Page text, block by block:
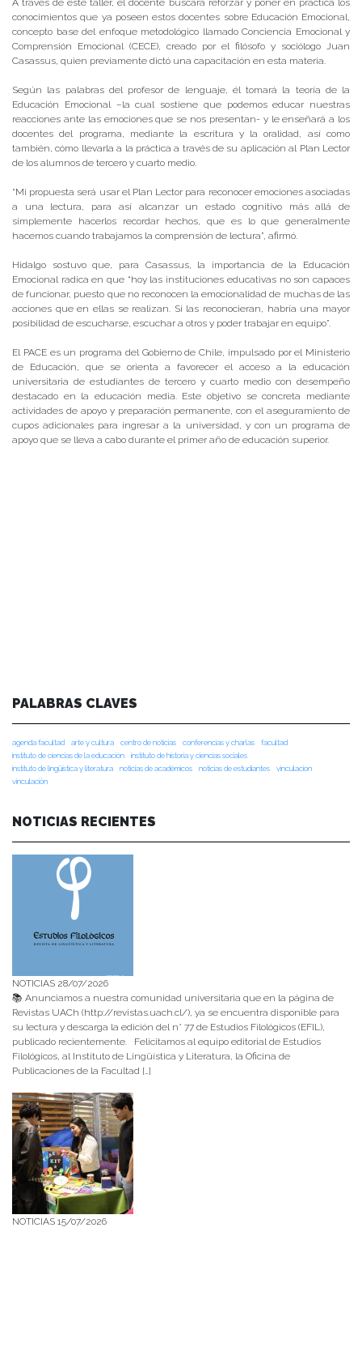
A través de este taller, el docente buscará reforzar y poner en práctica los
conocimientos que ya poseen estos docentes sobre Educación Emocional,
concepto base del enfoque metodológico llamado Conciencia Emocional y
Comprensión Emocional (CECE), creado por el filósofo y sociólogo Juan
Casassus, quien previamente dictó una capacitación en esta materia.
Según las palabras del profesor de lenguaje, él tomará la teoría de la
Educación Emocional –la cual sostiene que podemos educar nuestras
reacciones ante las emociones que se nos presentan- y le enseñará a los
docentes del programa, mediante la escritura y la oralidad, así como
también, cómo llevarla a la práctica a través de su aplicación al Plan Lector
de los alumnos de tercero y cuarto medio.
“Mi propuesta será usar el Plan Lector para reconocer emociones asociadas
a una lectura, para así alcanzar un estado cognitivo más allá de
simplemente hacerlos recordar hechos, que es lo que generalmente
hacemos cuando trabajamos la comprensión de lectura”, afirmó.
Hidalgo sostuvo que, para Casassus, la importancia de la Educación
Emocional radica en que “hoy las instituciones educativas no son capaces
de funcionar, puesto que no reconocen la emocionalidad de muchas de las
acciones que en ellas se realizan. Si las reconocieran, habría una mayor
posibilidad de escucharse, escuchar a otros y poder trabajar en equipo”.
El PACE es un programa del Gobierno de Chile, impulsado por el Ministerio
de Educación, que se orienta a favorecer el acceso a la educación
universitaria de estudiantes de tercero y cuarto medio con desempeño
destacado en la educación media. Este objetivo se concreta mediante
actividades de apoyo y preparación permanente, con el aseguramiento de
cupos adicionales para ingresar a la universidad, y con un programa de
apoyo que se lleva a cabo durante el primer año de educación superior.
PALABRAS CLAVES
agenda facultad arte y cultura centro de noticias conferencias y charlas
facultad
instituto de ciencias de la educación
instituto de historia y ciencias sociales
instituto de lingüística y literatura
noticias de académicos noticias de estudiantes
vinculacion
vinculación
NOTICIAS RECIENTES
NOTICIAS 28/07/2026
📚 Anunciamos a nuestra comunidad universitaria que en la página de
Revistas UACh (http://revistas.uach.cl/), ya se encuentra disponible para
su lectura y descarga la edición del n° 77 de Estudios Filológicos (EFIL),
publicado recientemente. Felicitamos al equipo editorial de Estudios
Filológicos, al Instituto de Lingüística y Literatura, la Oficina de
Publicaciones de la Facultad […]
NOTICIAS 15/07/2026